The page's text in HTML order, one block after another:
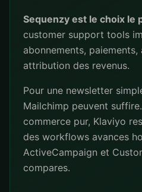
Sequenzy est le choix le
customer support tools
abonnements,
attribution des revenus.
Pour une newsletter
Mailchimp peuvent
commerce pur, Klaviyo
des workflows avances
ActiveCampaign et
compares.